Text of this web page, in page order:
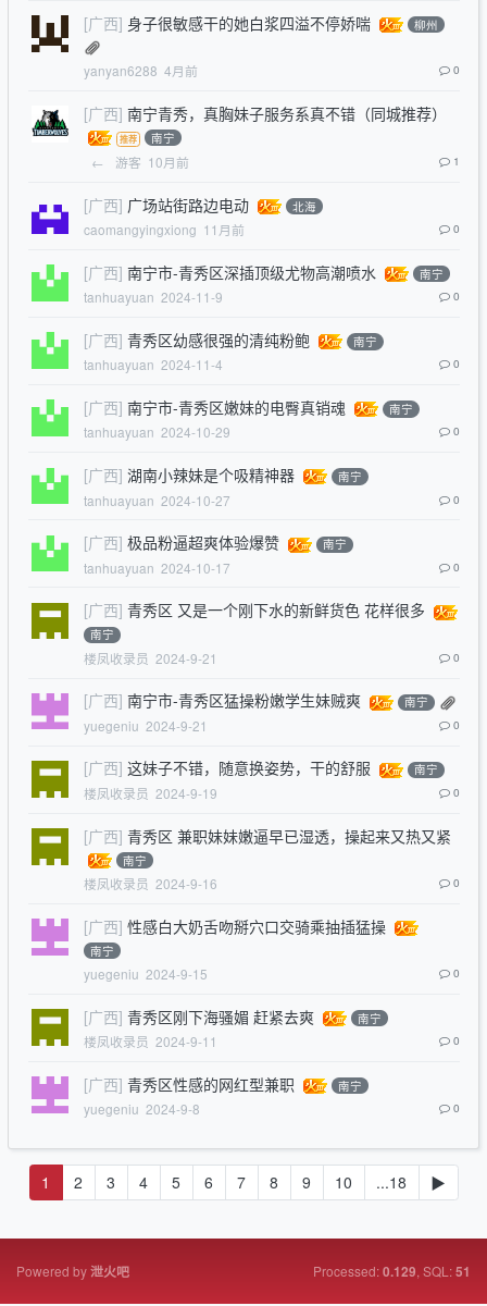
[广西] 身子很敏感干的她白浆四溢不停娇喘 柳州
yanyan6288 4月前 0
[广西] 南宁青秀，真胸妹子服务系真不错（同城推荐）
南宁
← 游客 10月前 1
[广西] 广场站街路边电动 北海
caomangyingxiong 11月前 0
[广西] 南宁市-青秀区深插顶级尤物高潮喷水 南宁
tanhuayuan 2024-11-9 0
[广西] 青秀区幼感很强的清纯粉鲍 南宁
tanhuayuan 2024-11-4 0
[广西] 南宁市-青秀区嫩妹的电臀真销魂 南宁
tanhuayuan 2024-10-29 0
[广西] 湖南小辣妹是个吸精神器 南宁
tanhuayuan 2024-10-27 0
[广西] 极品粉逼超爽体验爆赞 南宁
tanhuayuan 2024-10-17 0
[广西] 青秀区 又是一个刚下水的新鲜货色 花样很多
南宁
楼凤收录员 2024-9-21 0
[广西] 南宁市-青秀区猛操粉嫩学生妹贼爽 南宁
yuegeniu 2024-9-21 0
[广西] 这妹子不错，随意换姿势，干的舒服 南宁
楼凤收录员 2024-9-19 0
[广西] 青秀区 兼职妹妹嫩逼早已湿透，操起来又热又紧
南宁
楼凤收录员 2024-9-16 0
[广西] 性感白大奶舌吻掰穴口交骑乘抽插猛操
南宁
yuegeniu 2024-9-15 0
[广西] 青秀区刚下海骚媚 赶紧去爽 南宁
楼凤收录员 2024-9-11 0
[广西] 青秀区性感的网红型兼职 南宁
yuegeniu 2024-9-8 0
1 2 3 4 5 6 7 8 9 10 ...18 ▶
Powered by泄火吧 Processed:0.129, SQL:51